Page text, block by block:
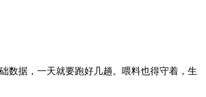
数据，一天就要跑好几趟。喂料也得守着，生